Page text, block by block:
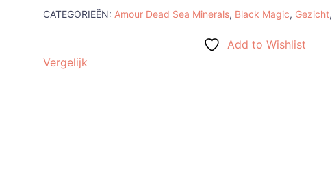
met
CATEGORIEËN: Amour Dead Sea Minerals, Black Magic, Gezicht,
Add to Wishlist
Vergelijk